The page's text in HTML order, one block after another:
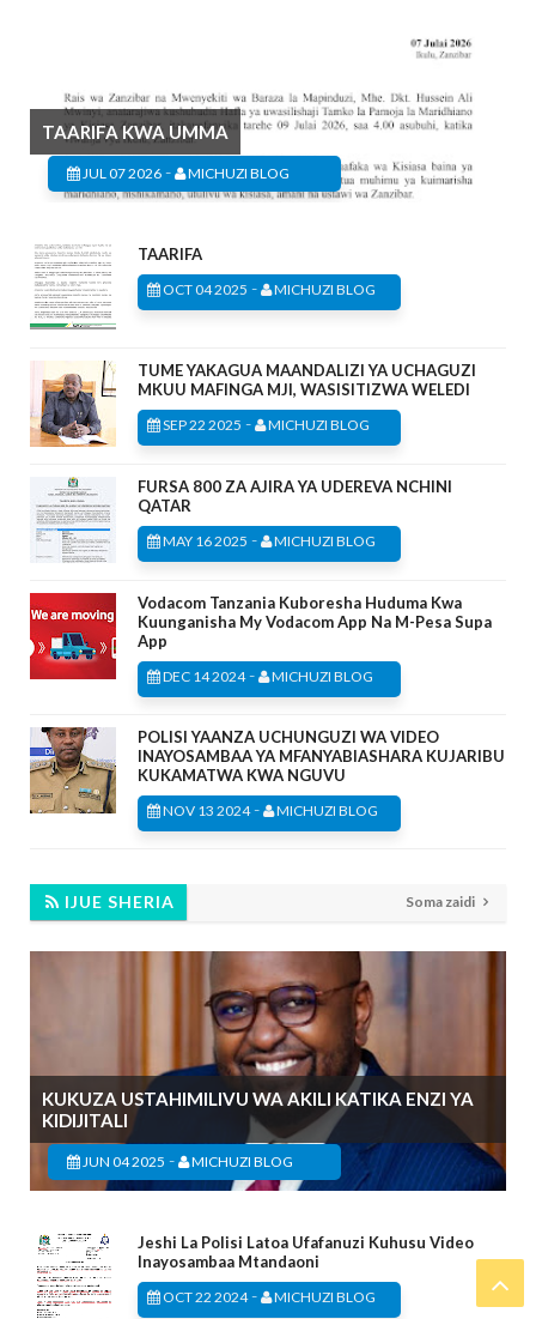
TAARIFA KWA UMMA
JUL 07 2026 - MICHUZI BLOG
TAARIFA
OCT 04 2025 - MICHUZI BLOG
TUME YAKAGUA MAANDALIZI YA UCHAGUZI
MKUU MAFINGA MJI, WASISITIZWA WELEDI
SEP 22 2025 - MICHUZI BLOG
FURSA 800 ZA AJIRA YA UDEREVA NCHINI
QATAR
MAY 16 2025 - MICHUZI BLOG
Vodacom Tanzania Kuboresha Huduma Kwa
Kuunganisha My Vodacom App Na M-Pesa Supa
App
DEC 14 2024- MICHUZI BLOG
POLISI YAANZA UCHUNGUZI WA VIDEO
INAYOSAMBAA YA MFANYABIASHARA KUJARIBU
KUKAMATWA KWA NGUVU
NOV 13 2024- MICHUZI BLOG
IJUE SHERIA Soma zaidi
KUKUZA USTAHIMILIVU WA AKILI KATIKA ENZI YA
KIDIJITALI
JUN 04 2025 - MICHUZI BLOG
Jeshi La Polisi Latoa Ufafanuzi Kuhusu Video
Inayosambaa Mtandaoni
OCT 22 2024- MICHUZI BLOG